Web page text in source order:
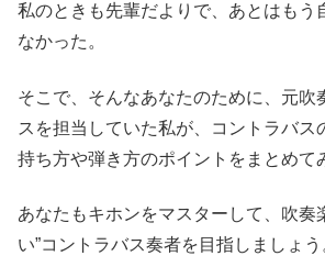
私のときも先輩だよりで、あとはもう
なかった。
そこで、そんなあなたのために、元吹
スを担当していた私が、コントラバス
持ち方や弾き方のポイントをまとめて
あなたもキホンをマスターして、吹奏
い”コントラバス奏者を目指しましょう